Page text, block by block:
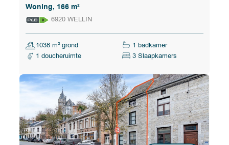
Woning, 166 m²
6920 WELLIN
1038 m² grond
1 badkamer
1 doucheruimte
3 Slaapkamers